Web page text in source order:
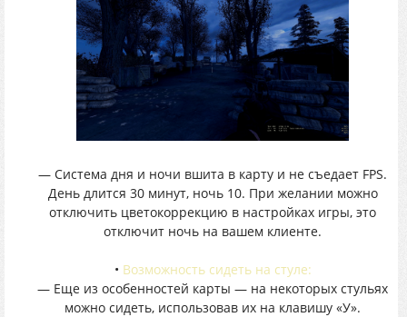
— Система дня и ночи вшита в карту и не съедает FPS.
День длится 30 минут, ночь 10. При желании можно
отключить цветокоррекцию в настройках игры, это
отключит ночь на вашем клиенте.
• Возможность сидеть на стуле:
— Еще из особенностей карты — на некоторых стульях
можно сидеть, использовав их на клавишу «У».